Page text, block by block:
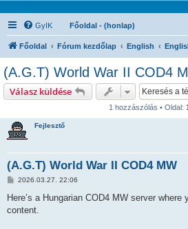
GyIK Főoldal - (honlap)
Főoldal Fórum kezdőlap English
(A.G.T) World War II COD4
Válasz küldése
1 hozzászólás • Oldal:
Fejlesztő
(A.G.T) World War II COD4 MW
H
z
á
2026.03.27. 22:06
Here’s a Hungarian COD4 MW server where
content.